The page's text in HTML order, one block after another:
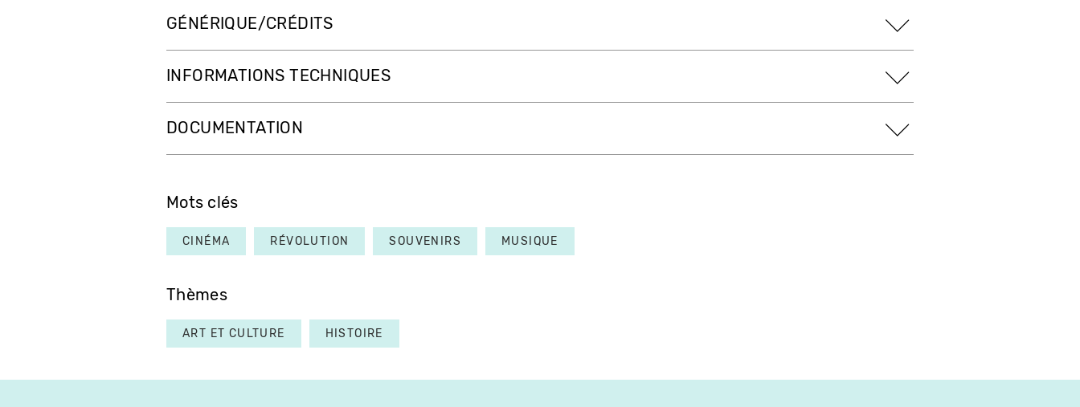
GÉNÉRIQUE/CRÉDITS
INFORMATIONS TECHNIQUES
DOCUMENTATION
Mots clés
CINÉMA RÉVOLUTION SOUVENIRS MUSIQUE
Thèmes
ART ET CULTURE HISTOIRE